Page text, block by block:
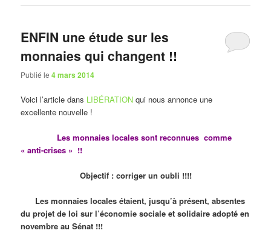
ENFIN une étude sur les
monnaies qui changent !!
Publié le4 mars 2014
Voici l’article dans LIBÉRATION qui nous annonce une
excellente nouvelle !
Les monnaies locales sont reconnues comme
« anti-crises » !!
Objectif : corriger un oubli !!!!
Les monnaies locales étaient, jusqu’à présent, absentes
du projet de loi sur l’économie sociale et solidaire adopté en
novembre au Sénat !!!